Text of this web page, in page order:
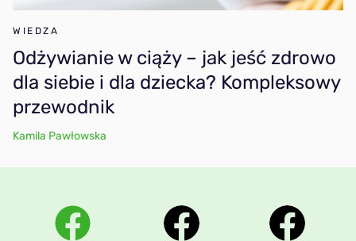
WIEDZA
Odżywianie w ciąży – jak jeść zdrowo
dla siebie i dla dziecka? Kompleksowy
przewodnik
Kamila Pawłowska